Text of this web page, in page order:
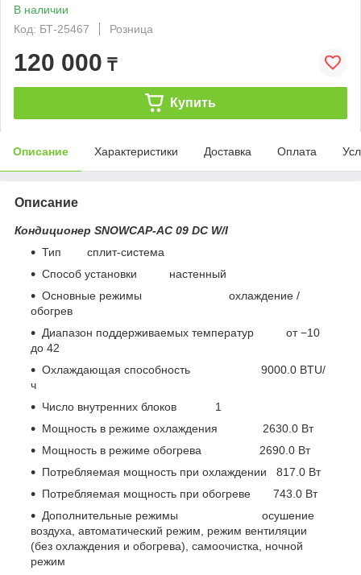
В наличии
Код: БТ-25467
Розница
120 000 ₸
Купить
Описание Характеристики Доставка Оплата
Описание
Кондиционер SNOWCAP-AC 09 DC W/I
Тип сплит-система
Способ установки настенный
Основные режимы охлаждение /
обогрев
Диапазон поддерживаемых температур от −10
до 42
Охлаждающая способность 9000.0 BTU/
ч
Число внутренних блоков 1
Мощность в режиме охлаждения 2630.0 Вт
Мощность в режиме обогрева 2690.0 Вт
Потребляемая мощность при охлаждении 817.0 Вт
Потребляемая мощность при обогреве 743.0 Вт
Дополнительные режимы осушение
воздуха, автоматический режим, режим вентиляции
(без охлаждения и обогрева), самоочистка, ночной
режим